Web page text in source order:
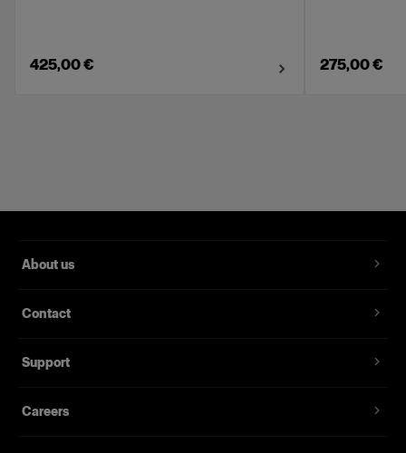
425,00 € 275,00 €
About us
Contact
Support
Careers